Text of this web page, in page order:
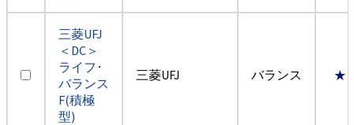
三菱UFJ
＜DC＞
ライフ･
バランス
F(積極
型)
三菱UFJ バランス